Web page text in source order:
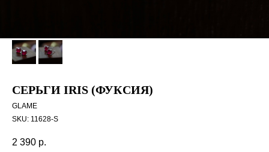
СЕРЬГИ IRIS (ФУКСИЯ)
GLAME
SKU: 11628-S
2 390 р.